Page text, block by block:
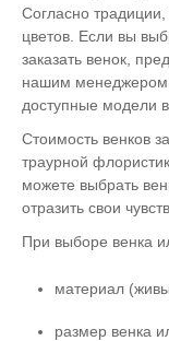
Согласно традиции,
цветов. Если вы
заказать венок,
нашим
доступные модели
Стоимость венков
траурной
можете выбрать
отразить свои
При выборе венка
материал
размер венка